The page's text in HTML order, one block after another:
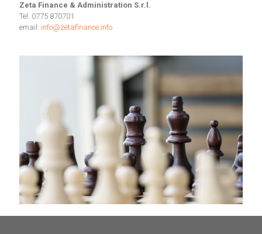
Zeta Finance & Administration S.r.l.
Tel. 0775 870701
email: info@zetafinance.info